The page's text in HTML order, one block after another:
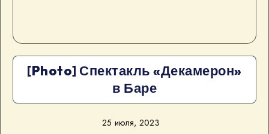
[Photo] Спектакль «Декамерон»
в Баре
25 июля, 2023